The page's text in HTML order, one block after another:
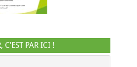
C’EST PAR ICI !